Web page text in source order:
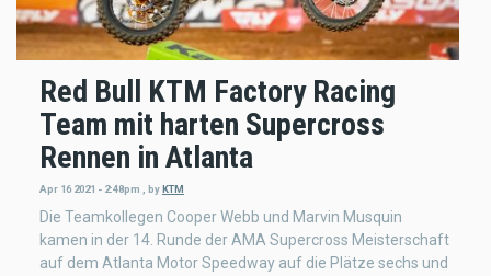
Red Bull KTM Factory Racing
Team mit harten Supercross
Rennen in Atlanta
Apr 16 2021 - 2:48pm , by KTM
Die Teamkollegen Cooper Webb und Marvin Musquin
kamen in der 14. Runde der AMA Supercross Meisterschaft
auf dem Atlanta Motor Speedway auf die Plätze sechs und